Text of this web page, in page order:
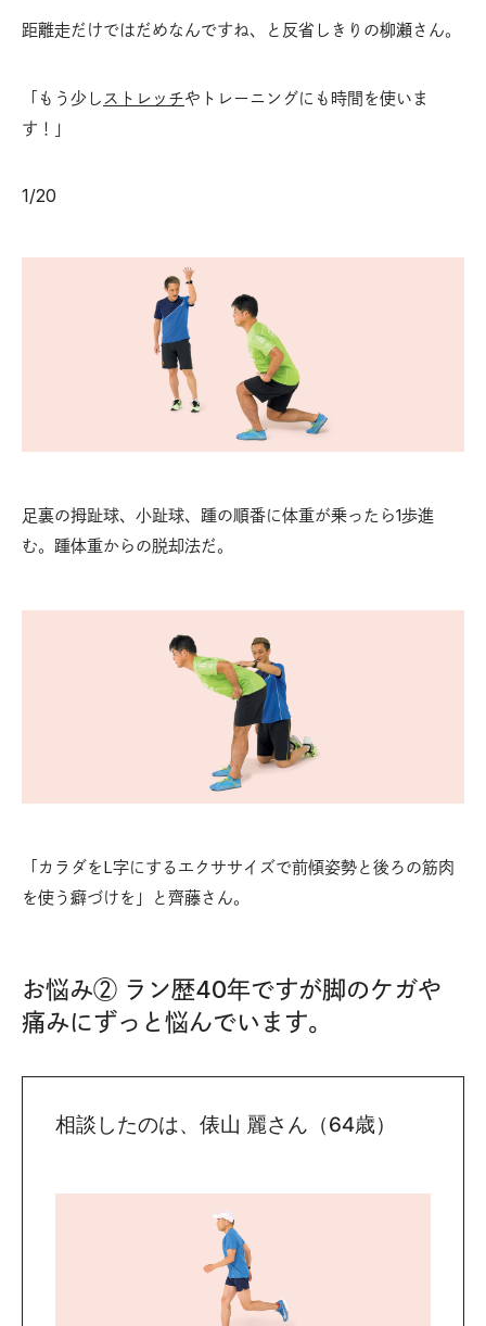
距離走だけではだめなんですね、と反省しきりの柳瀬さん。
「もう少しストレッチやトレーニングにも時間を使いま
す！」
1/20
足裏の拇趾球、小趾球、踵の順番に体重が乗ったら1歩進
む。踵体重からの脱却法だ。
「カラダをL字にするエクササイズで前傾姿勢と後ろの筋肉
を使う癖づけを」と齊藤さん。
お悩み② ラン歴40年ですが脚のケガや
痛みにずっと悩んでいます。
相談したのは、俵山 麗さん（64歳）